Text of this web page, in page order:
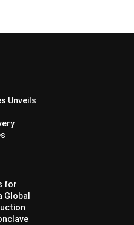
Unveils
for
Global